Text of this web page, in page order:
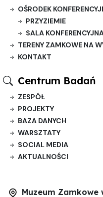
OŚRODEK
PRZYZIEMIE
SALA
TERENY ZAMKOWE NA
KONTAKT
Centrum Badań
ZESPÓŁ
PROJEKTY
BAZA DANYCH
WARSZTATY
SOCIAL MEDIA
AKTUALNOŚCI
Muzeum Zamkowe